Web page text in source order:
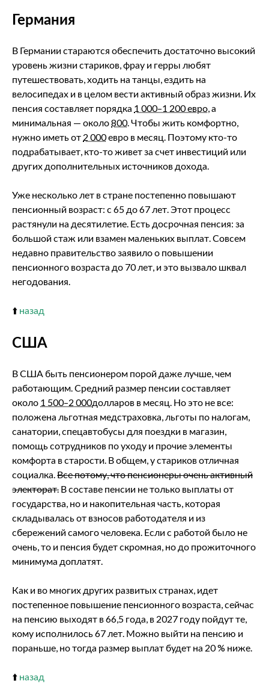
Германия
В Германии стараются обеспечить достаточно высокий
уровень жизни стариков, фрау и герры любят
путешествовать, ходить на танцы, ездить на
велосипедах и в целом вести активный образ жизни. Их
пенсия составляет порядка 1 000–1 200 евро, а
минимальная — около800. Чтобы жить комфортно,
нужно иметь от 2 000евро в месяц. Поэтому кто-то
подрабатывает, кто-то живет за счет инвестиций или
других дополнительных источников дохода.
Уже несколько лет в стране постепенно повышают
пенсионный возраст: с 65 до 67 лет. Этот процесс
растянули на десятилетие. Есть досрочная пенсия: за
большой стаж или взамен маленьких выплат. Совсем
недавно правительство заявило о повышении
пенсионного возраста до 70 лет, и это вызвало шквал
негодования.
⬆️ назад
США
В США быть пенсионером порой даже лучше, чем
работающим. Средний размер пенсии составляет
около 1 500–2 000долларов в месяц. Но это не все:
положена льготная медстраховка, льготы по налогам,
санатории, спецавтобусы для поездки в магазин,
помощь сотрудников по уходу и прочие элементы
комфорта в старости. В общем, у стариков отличная
социалка.Все потому, что пенсионеры очень активный
электорат. В составе пенсии не только выплаты от
государства, но и накопительная часть, которая
складывалась от взносов работодателя и из
сбережений самого человека. Если с работой было не
очень, то и пенсия будет скромная, но до прожиточного
минимума доплатят.
Как и во многих других развитых странах, идет
постепенное повышение пенсионного возраста, сейчас
на пенсию выходят в 66,5 года, в 2027 году пойдут те,
кому исполнилось 67 лет. Можно выйти на пенсию и
пораньше, но тогда размер выплат будет на 20 % ниже.
⬆️ назад